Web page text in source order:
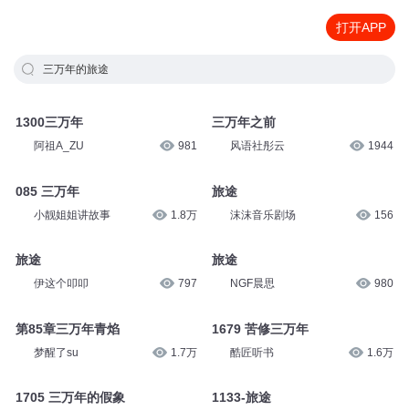
打开APP
三万年的旅途
1300三万年
阿祖A_ZU 981
085 三万年
小靓姐姐讲故事 1.8万
旅途
伊这个叩叩 797
第85章三万年青焰
梦醒了su 1.7万
1705 三万年的假象
三万年之前
风语社彤云 1944
旅途
沫沫音乐剧场 156
旅途
NGF晨思 980
1679 苦修三万年
酷匠听书 1.6万
1133-旅途